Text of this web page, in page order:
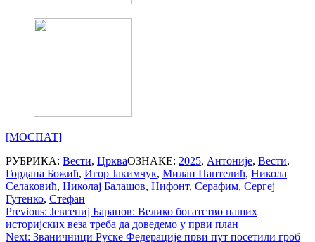
[МОСПАТ]
РУБРИКА: Вести, ЦркваОЗНАКЕ: 2025, Антоније, Вести,
Гордана Божић, Игор Јакимчук, Милан Пантелић, Никола
Селаковић, Николај Балашов, Нифонт, Серафим, Сергеј
Гутенко, Стефан
Post
navigation
Previous: Јевгениј Баранов: Велико богатство наших
историјских веза треба да доведемо у први план
Next: Званичници Руске Федерације први пут посетили гроб